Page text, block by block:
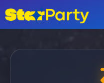
ke
konten